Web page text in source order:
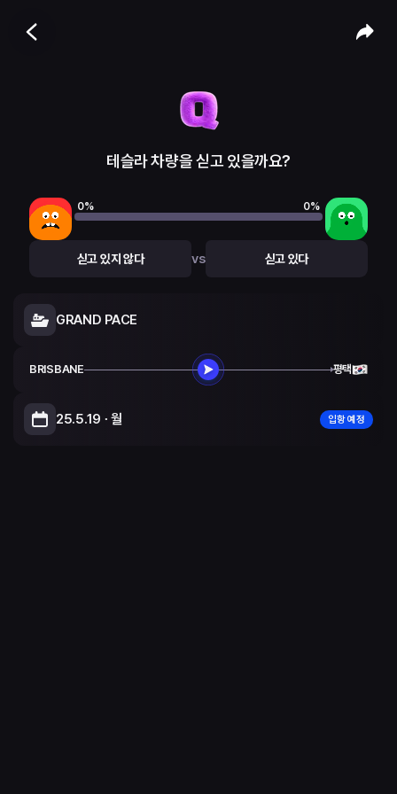
테슬라 차량을 싣고 있을까요?
0% 0%
싣고 있지 않다 vs 싣고 있다
GRAND PACE
BRISBANE 평택
25.5.19 ∙ 월 입항 예정